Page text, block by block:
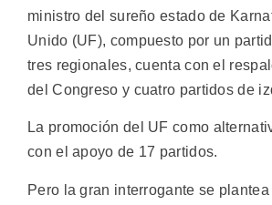
ministro del sureño estado de
Unido (UF), compuesto por un
tres regionales, cuenta con el
del Congreso y cuatro partidos de
La promoción del UF como
con el apoyo de 17 partidos.
Pero la gran interrogante se plantea